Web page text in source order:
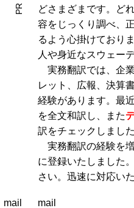
PR
どさまざまです。ど
容をじっくり調べ、
るよう心掛けており
人や身近なスウェー
実務翻訳では、企
レット、広報、決算
経験があります。最
を全文和訳し、また
訳をチェックしました
実務翻訳の経験を
に登録いたしました
さい。迅速に対応い
mail mail